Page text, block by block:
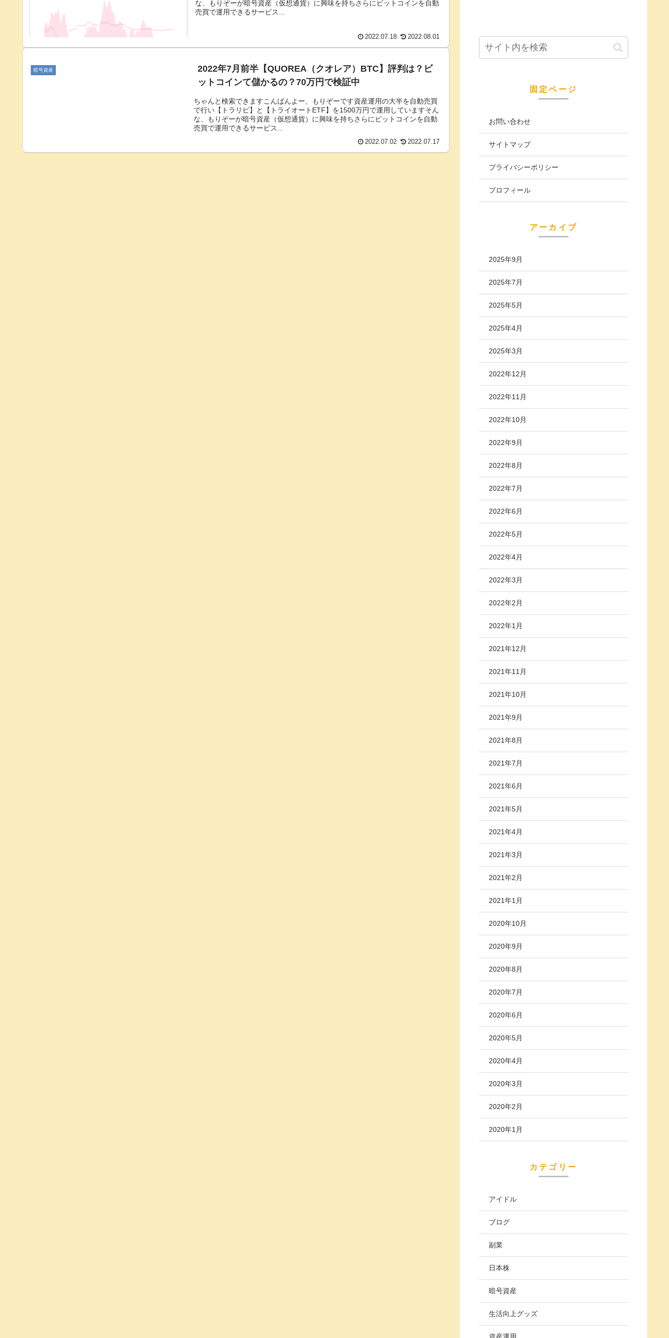
な、もりぞーが暗号資産（仮想通貨）に興味を持ちさらにビットコインを自動
売買で運用できるサービス...
2022.07.18 2022.08.01
暗号資産
2022年7月前半【QUOREA（クオレア）BTC】評判は？ビ
ットコインて儲かるの？70万円で検証中
ちゃんと検索できますこんばんよー、もりぞーです資産運用の大半を自動売買
で行い【トラリピ】と【トライオートETF】を1500万円で運用していますそん
な、もりぞーが暗号資産（仮想通貨）に興味を持ちさらにビットコインを自動
売買で運用できるサービス...
2022.07.02 2022.07.17
固定ページ
お問い合わせ
サイトマップ
プライバシーポリシー
プロフィール
アーカイブ
2025年9月
2025年7月
2025年5月
2025年4月
2025年3月
2022年12月
2022年11月
2022年10月
2022年9月
2022年8月
2022年7月
2022年6月
2022年5月
2022年4月
2022年3月
2022年2月
2022年1月
2021年12月
2021年11月
2021年10月
2021年9月
2021年8月
2021年7月
2021年6月
2021年5月
2021年4月
2021年3月
2021年2月
2021年1月
2020年10月
2020年9月
2020年8月
2020年7月
2020年6月
2020年5月
2020年4月
2020年3月
2020年2月
2020年1月
カテゴリー
アイドル
ブログ
副業
日本株
暗号資産
生活向上グッズ
資産運用